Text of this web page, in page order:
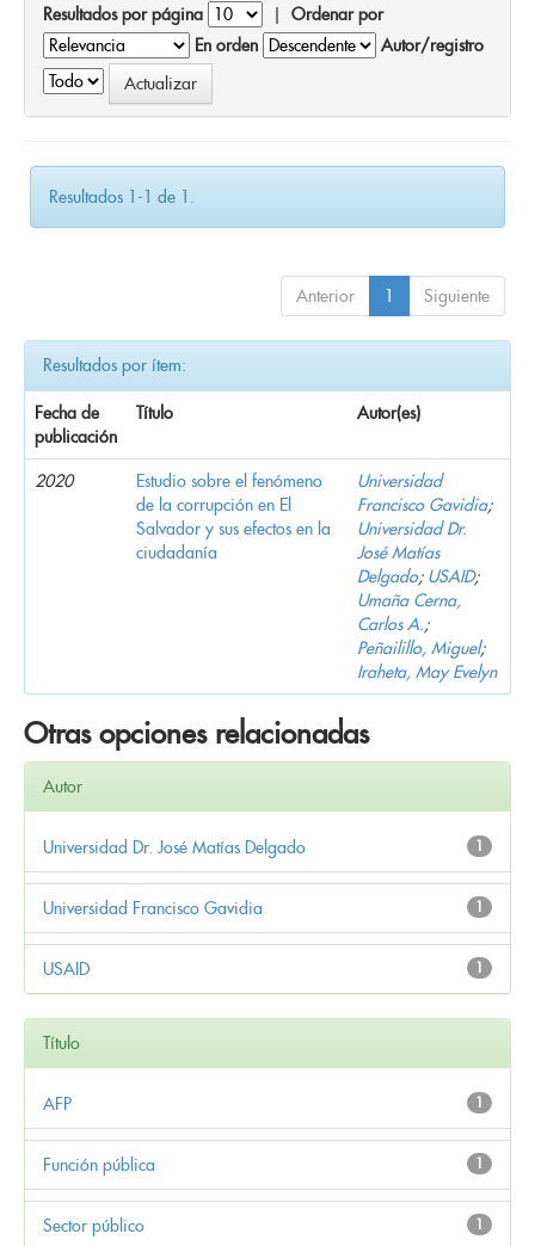
Resultados por página | Ordenar por
En orden
Autor/registro
Resultados 1-1 de 1.
Anterior 1 Siguiente
Resultados por ítem:
Fecha de
publicación
Título Autor(es)
2020
Estudio sobre el fenómeno
de la corrupción en El
Salvador y sus efectos en la
ciudadanía
Universidad
Francisco Gavidia;
Universidad Dr.
José Matías
Delgado; USAID;
Umaña Cerna,
Carlos A.;
Peñailillo, Miguel;
Iraheta, May Evelyn
Otras opciones relacionadas
Autor
1
Universidad Dr. José Matías Delgado
1
Universidad Francisco Gavidia
1
USAID
Título
1
AFP
1
Función pública
1
Sector público